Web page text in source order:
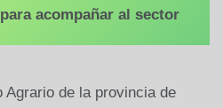
acompañar al sector
Agrario de la provincia de